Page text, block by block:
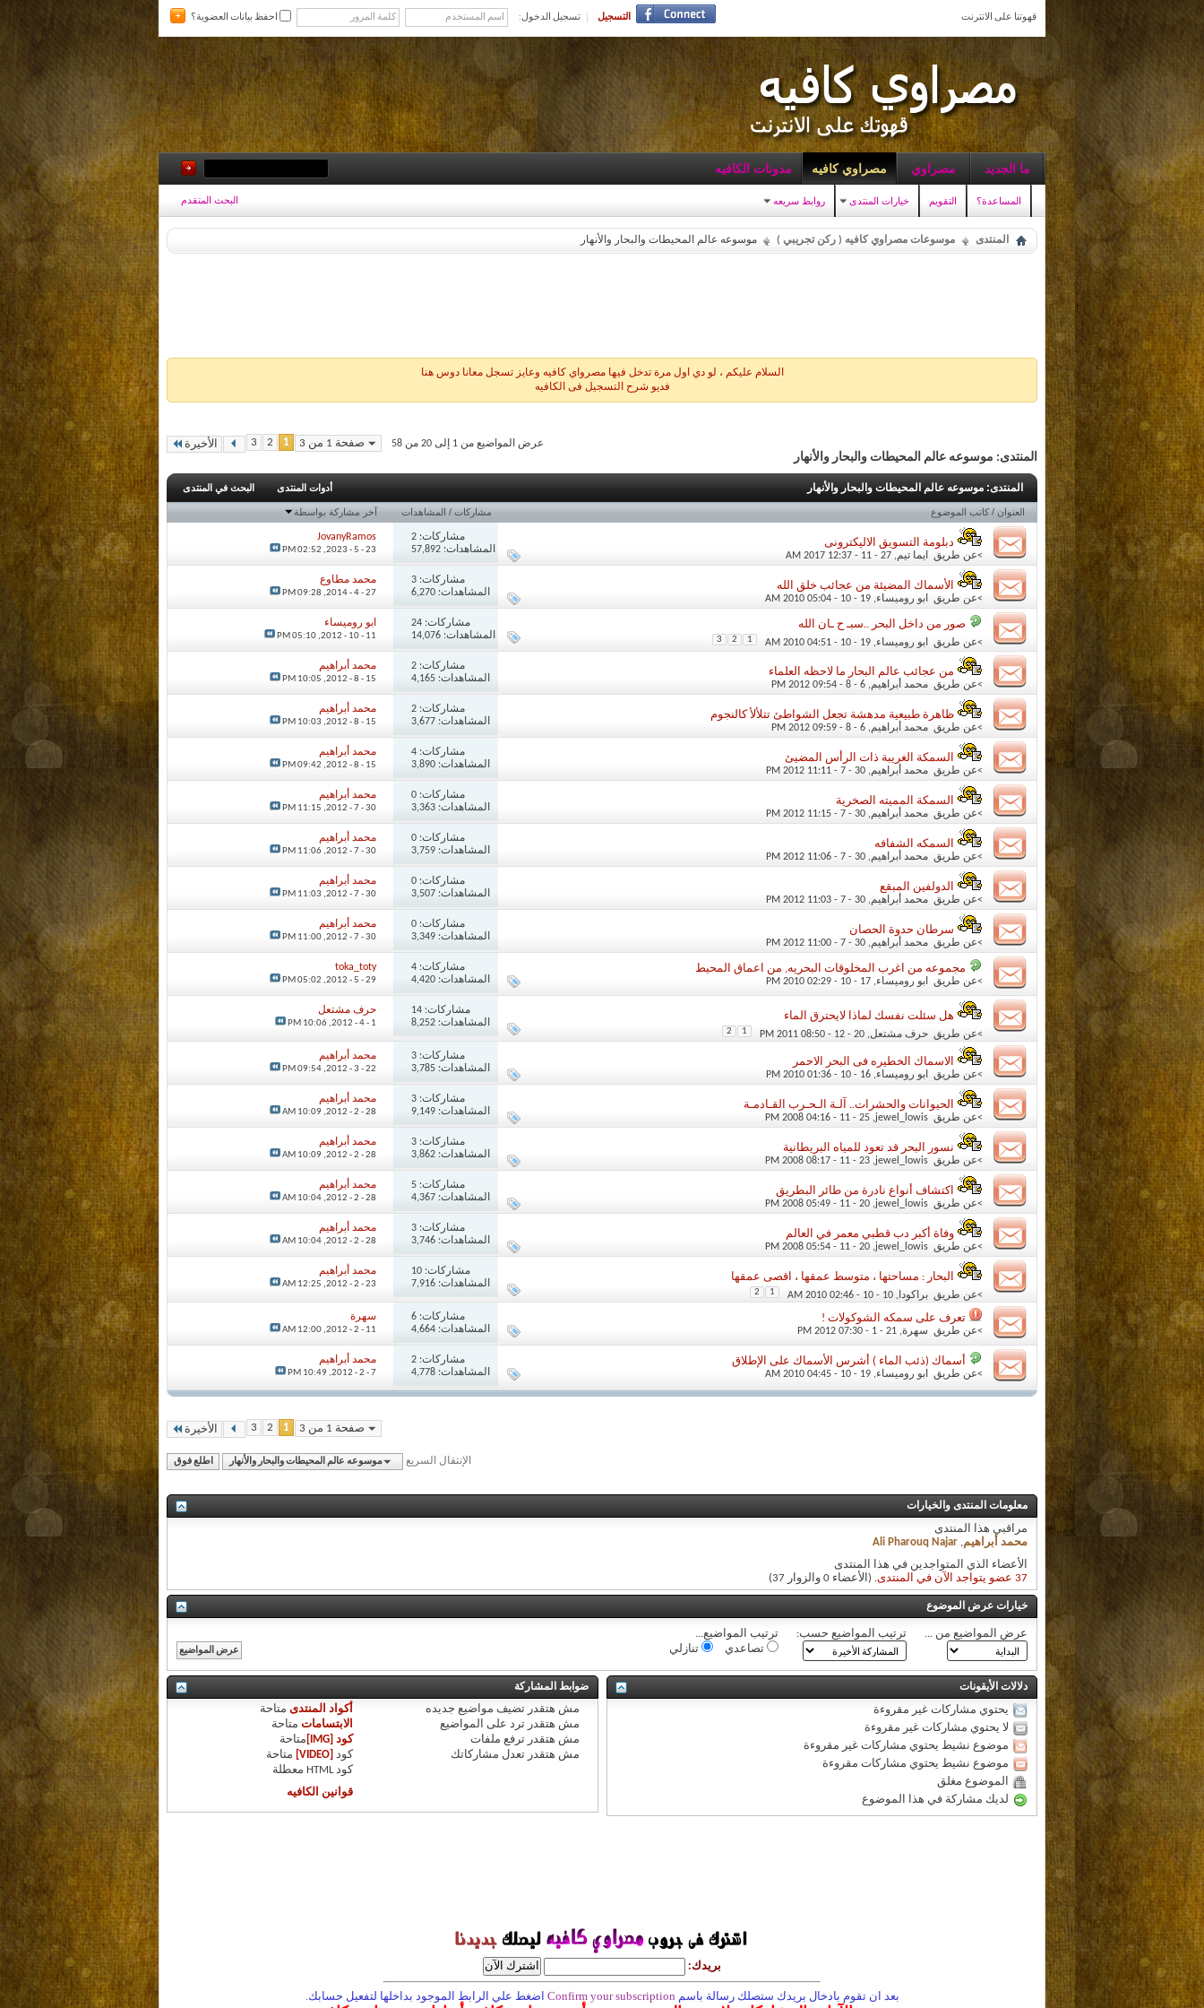
قهوتنا على الانترنت التسجيل تسجيل الدخول: احفظ بيانات العضوية؟
ما الجديد مصراوي مصراوي كافيه
المساعدة؟ التقويم خيارات المنتدى روابط سريعه
مدونات الكافيه
البحث المتقدم
المنتدى موسوعات مصراوي كافيه ( ركن تجريبي ) موسوعه عالم المحيطات والبحار والأنهار
السلام عليكم ، لو دي اول مرة تدخل فيها مصرواي كافيه وعايز تسجل معانا دوس هنا
فديو شرح التسجيل فى الكافيه
صفحة 1 من 3 1
2
3 الأخيرة عرض المواضيع من 1 إلى 20 من 58
المنتدى: موسوعه عالم المحيطات والبحار والأنهار
المنتدى: موسوعه عالم المحيطات والبحار والأنهار أدوات المنتدى البحث في المنتدى
العنوان / كاتب الموضوع مشاركات / المشاهدات آخر مشاركة بواسطة
دبلومة التسويق الاليكترونى
>عن طريق ايما تيم‏, 27 - 11 - 2017 12:37 AM
مشاركات: 2
المشاهدات: 57,892
JovanyRamos
23 - 5 - 2023,
02:52 PM
الأسماك المضيئة من عجائب خلق الله
>عن طريق ابو روميساء‏, 19 - 10 - 2010 05:04 AM
مشاركات: 3
المشاهدات: 6,270
محمد مطاوع
27 - 4 - 2014,
09:28 PM
صور من داخل البحر ..سبـ ح ـان الله
>عن طريق ابو روميساء‏, 19 - 10 - 2010 04:51 AM
1
2
3
مشاركات: 24
المشاهدات: 14,076
ابو روميساء
11 - 10 - 2012,
05:10 PM
من عجائب عالم البحار ما لاحظه العلماء
>عن طريق محمد أبراهيم‏, 6 - 8 - 2012 09:54 PM
مشاركات: 2
المشاهدات: 4,165
محمد أبراهيم
15 - 8 - 2012,
10:05 PM
ظاهرة طبيعية مدهشة تجعل الشواطئ تتلألأ كالنجوم
>عن طريق محمد أبراهيم‏, 6 - 8 - 2012 09:59 PM
مشاركات: 2
المشاهدات: 3,677
محمد أبراهيم
15 - 8 - 2012,
10:03 PM
السمكة الغريبة ذات الرأس المضيئ
>عن طريق محمد أبراهيم‏, 30 - 7 - 2012 11:11 PM
مشاركات: 4
المشاهدات: 3,890
محمد أبراهيم
15 - 8 - 2012,
09:42 PM
السمكة المميته الصخرية
>عن طريق محمد أبراهيم‏, 30 - 7 - 2012 11:15 PM
مشاركات: 0
المشاهدات: 3,363
محمد أبراهيم
30 - 7 - 2012,
11:15 PM
السمكه الشفافه
>عن طريق محمد أبراهيم‏, 30 - 7 - 2012 11:06 PM
مشاركات: 0
المشاهدات: 3,759
محمد أبراهيم
30 - 7 - 2012,
11:06 PM
الدولفين المبقع
>عن طريق محمد أبراهيم‏, 30 - 7 - 2012 11:03 PM
مشاركات: 0
المشاهدات: 3,507
محمد أبراهيم
30 - 7 - 2012,
11:03 PM
سرطان حدوة الحصان
>عن طريق محمد أبراهيم‏, 30 - 7 - 2012 11:00 PM
مشاركات: 0
المشاهدات: 3,349
محمد أبراهيم
30 - 7 - 2012,
11:00 PM
مجموعه من اغرب المخلوقات البحريه, من اعماق المحيط
>عن طريق ابو روميساء‏, 17 - 10 - 2010 02:29 PM
مشاركات: 4
المشاهدات: 4,420
toka_toty
29 - 5 - 2012,
05:02 PM
هل سئلت نفسك لماذا لايحترق الماء
>عن طريق حرف مشتعل‏, 20 - 12 - 2011 08:50 PM
1
2
مشاركات: 14
المشاهدات: 8,252
حرف مشتعل
1 - 4 - 2012,
10:06 PM
الاسماك الخطيره فى البحر الاحمر
>عن طريق ابو روميساء‏, 16 - 10 - 2010 01:36 PM
مشاركات: 3
المشاهدات: 3,785
محمد أبراهيم
22 - 3 - 2012,
09:54 PM
الحيوانات والحشرات.. آلـة الـحـرب القـادمـة
>عن طريق jewel_lowis
‏, 25 - 11 - 2008 04:16 PM
مشاركات: 3
المشاهدات: 9,149
محمد أبراهيم
28 - 2 - 2012,
10:09 AM
نسور البحر قد تعود للمياه البريطانية
>عن طريق jewel_lowis
‏, 23 - 11 - 2008 08:17 PM
مشاركات: 3
المشاهدات: 3,862
محمد أبراهيم
28 - 2 - 2012,
10:09 AM
اكتشاف أنواع نادرة من طائر البطريق
>عن طريق jewel_lowis
‏, 20 - 11 - 2008 05:49 PM
مشاركات: 5
المشاهدات: 4,367
محمد أبراهيم
28 - 2 - 2012,
10:04 AM
وفاة أكبر دب قطبي معمر في العالم
>عن طريق jewel_lowis
‏, 20 - 11 - 2008 05:54 PM
مشاركات: 3
المشاهدات: 3,746
محمد أبراهيم
28 - 2 - 2012,
10:04 AM
البحار : مساحتها ، متوسط عمقها ، اقصى عمقها
>عن طريق براكودا ‏, 10 - 10 - 2010 02:46 AM
1
2
مشاركات: 10
المشاهدات: 7,916
محمد أبراهيم
23 - 2 - 2012,
12:25 AM
تعرف على سمكه الشوكولات !
>عن طريق سهرة‏, 21 - 1 - 2012 07:30 PM
مشاركات: 6
المشاهدات: 4,664
سهرة
11 - 2 - 2012,
12:00 AM
أسماك (ذئب الماء ) أشرس الأسماك على الإطلاق
>عن طريق ابو روميساء‏, 19 - 10 - 2010 04:45 AM
مشاركات: 2
المشاهدات: 4,778
محمد أبراهيم
7 - 2 - 2012,
10:49 PM
صفحة 1 من 3 1
2
3 الأخيرة
الإنتقال السريع موسوعه عالم المحيطات والبحار والأنهار اطلع فوق
معلومات المنتدى والخيارات
مراقبي هذا المنتدى
محمد أبراهيم,
Ali Pharouq Najar
الأعضاء الذي المتواجدين في هذا المنتدى
37 عضو يتواجد الآن في المنتدى
. (الأعضاء 0 والزوار 37)
خيارات عرض الموضوع
عرض المواضيع من ... ترتيب المواضيع حسب:
ترتيب المواضيع...
تصاعدي
تنازلي
دلالات الأيقونات
يحتوي مشاركات غير مقروءة
لا يحتوي مشاركات غير مقروءة
موضوع نشيط يحتوي مشاركات غير مقروءة
موضوع نشيط يحتوي مشاركات مقروءة
الموضوع مغلق
لديك مشاركة في هذا الموضوع
ضوابط المشاركة
مش هتقدر تضيف مواضيع جديده
مش هتقدر ترد على المواضيع
مش هتقدر ترفع ملفات
مش هتقدر تعدل مشاركاتك
أكواد المنتدى متاحة
الابتسامات متاحة
كود [IMG]
متاحة
كود [VIDEO]
متاحة
كود HTML
معطلة
قوانين الكافيه
بريدك:
بعد ان تقوم بادخال بريدك ستصلك رسالة باسم Confirm your subscription اضغط علي الرابط الموجود بداخلها لتفعيل حسابك.